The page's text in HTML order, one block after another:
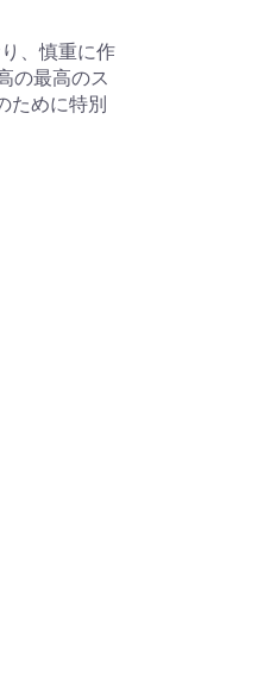
、慎重に作
の最高のス
ために特別